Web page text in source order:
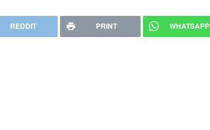
REDDIT PRINT WHATSAPP